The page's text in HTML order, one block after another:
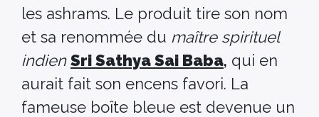
les ashrams. Le produit tire son nom
et sa renommée du maître spirituel
indien Sri Sathya Sai Baba, qui en
aurait fait son encens favori. La
fameuse boîte bleue est devenue un